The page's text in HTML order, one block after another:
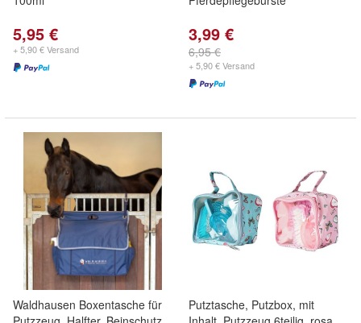
5,95 €
+ 5,90 € Versand
3,99 €
6,95 €
+ 5,90 € Versand
Waldhausen Boxentasche für
Putztasche, Putzbox, mit